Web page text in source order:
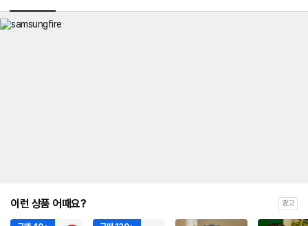
이런 상품 어때요? 광고